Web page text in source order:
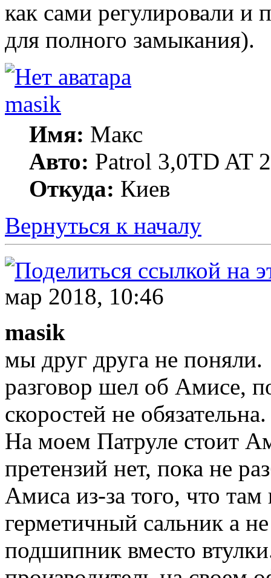
как сами регулировали и
для полного замыкания).
masik
Имя: Макс
Авто: Patrol 3,0TD AT
Откуда: Киев
Вернуться к началу
мар 2018, 10:46
masik
мы друг друга не поняли.
разговор шел об Амисе,
скоростей не
На моем Патруле стоит
претензий нет, пока не
Амиса из-за того, что
герметичный сальник а
подшипник вместо